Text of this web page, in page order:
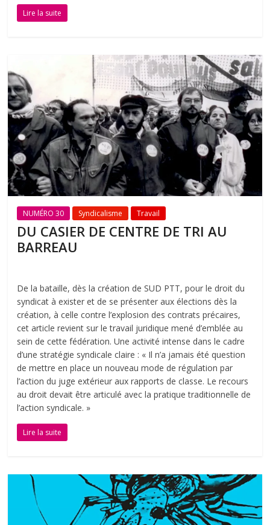
Lire la suite
NUMÉRO 30 Syndicalisme Travail
DU CASIER DE CENTRE DE TRI AU
BARREAU
De la bataille, dès la création de SUD PTT, pour le droit du
syndicat à exister et de se présenter aux élections dès la
création, à celle contre l’explosion des contrats précaires,
cet article revient sur le travail juridique mené d’emblée au
sein de cette fédération. Une activité intense dans le cadre
d’une stratégie syndicale claire : « Il n’a jamais été question
de mettre en place un nouveau mode de régulation par
l’action du juge extérieur aux rapports de classe. Le recours
au droit devait être articulé avec la pratique traditionnelle de
l’action syndicale. »
Lire la suite